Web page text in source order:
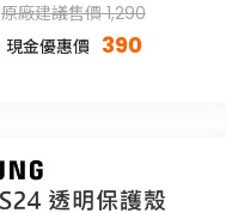
原廠建議售價 1,290
現金優惠價 390